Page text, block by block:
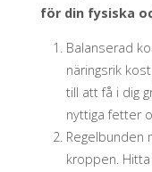
för din fysiska
Balanserad
näringsrik
till att få i dig
nyttiga fetter
Regelbunden
kroppen.